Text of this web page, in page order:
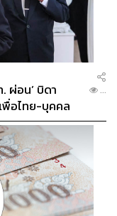
ผ่อน’ บิดา
พื่อไทย-บุคคล
...